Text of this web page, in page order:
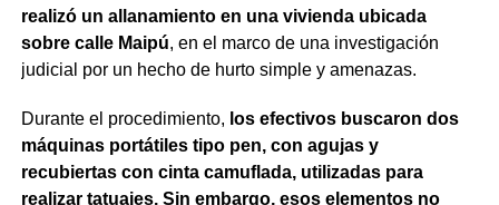
realizó un allanamiento en una vivienda ubicada
sobre calle Maipú, en el marco de una investigación
judicial por un hecho de hurto simple y amenazas.
Durante el procedimiento, los efectivos buscaron dos
máquinas portátiles tipo pen, con agujas y
recubiertas con cinta camuflada, utilizadas para
realizar tatuajes. Sin embargo, esos elementos no